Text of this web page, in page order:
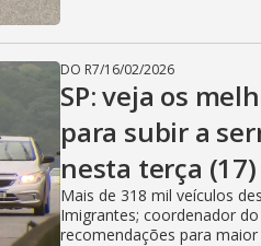
DO R7/16/02/2026
SP: veja os
para subir a
nesta terça (17)
Mais de 318 mil veículos
Imigrantes; coordenador
recomendações para maior